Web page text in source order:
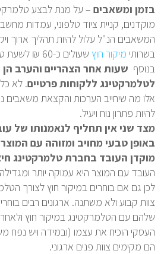
בזמן ומשאבים – על מנת לבצע
מוקדנים, קניית ציוד טלפוני, עמדות
המשאבים הנ"ל עלול להיות תהליך ארוך
בשרותי מיקור חוץ שעולים כ-60 ₪ לשעת טלמרקטינג.
בנוסף שעות אחר הצהריים והערב הן
לטלמרקטינג ללקוחות פרטיים. לא
אלו מה שיחייב הערכות והקצאת משאבים
להיות פתרון נוח ויעיל.
מצד שני אין תחליף לנאמנותו של
באופן טבעי מחויב ומזוהה עם
מוקדן העובד בחברת טלמרקטינג
העובד עם המוצר היא עמוקה יותר
לכן גם אם בוחרים במיקור חוץ לצורך
צוות קבוע ולא משתנה. ארגונים רבים
שלהם עם הטלמרקטינג במיקור חוץ ולאחר
העסקי הוכיח את עצמו (ובמידה ויש נפח
הם מקימים צוות פנים ארגוני.